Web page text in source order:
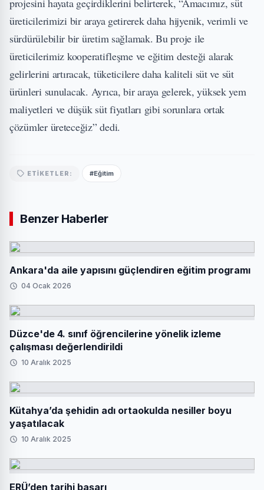
projesini hayata geçirdiklerini belirterek, “Amacımız, süt
üreticilerimizi bir araya getirerek daha hijyenik, verimli ve
sürdürülebilir bir üretim sağlamak. Bu proje ile
üreticilerimiz kooperatifleşme ve eğitim desteği alarak
gelirlerini artıracak, tüketicilere daha kaliteli süt ve süt
ürünleri sunulacak. Ayrıca, bir araya gelerek, yüksek yem
maliyetleri ve düşük süt fiyatları gibi sorunlara ortak
çözümler üreteceğiz” dedi.
ETIKETLER: #Eğitim
Benzer Haberler
Ankara'da aile yapısını güçlendiren eğitim programı
04 Ocak 2026
Düzce'de 4. sınıf öğrencilerine yönelik izleme
çalışması değerlendirildi
10 Aralık 2025
Kütahya’da şehidin adı ortaokulda nesiller boyu
yaşatılacak
10 Aralık 2025
ERÜ’den tarihi başarı